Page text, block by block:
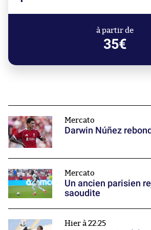
à partir de
35€
Mercato
Darwin Núñez
Mercato
Un ancien parisien
saoudite
Hier à 22:25